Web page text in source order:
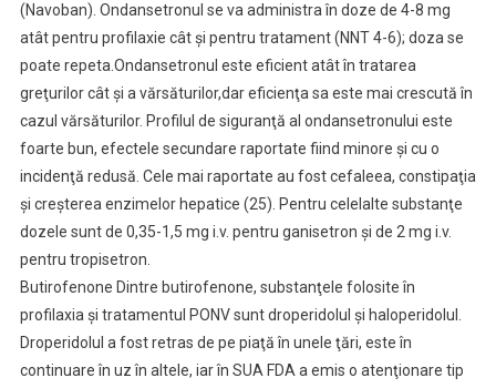
(Navoban). Ondansetronul se va administra în doze de 4-8 mg
atât pentru profilaxie cât şi pentru tratament (NNT 4-6); doza se
poate repeta.Ondansetronul este eficient atât în tratarea
greţurilor cât şi a vărsăturilor,dar eficienţa sa este mai crescută în
cazul vărsăturilor. Profilul de siguranţă al ondansetronului este
foarte bun, efectele secundare raportate fiind minore şi cu o
incidenţă redusă. Cele mai raportate au fost cefaleea, constipaţia
şi creşterea enzimelor hepatice (25). Pentru celelalte substanţe
dozele sunt de 0,35-1,5 mg i.v. pentru ganisetron şi de 2 mg i.v.
pentru tropisetron.
Butirofenone Dintre butirofenone, substanţele folosite în
profilaxia şi tratamentul PONV sunt droperidolul şi haloperidolul.
Droperidolul a fost retras de pe piaţă în unele ţări, este în
continuare în uz în altele, iar în SUA FDA a emis o atenţionare tip